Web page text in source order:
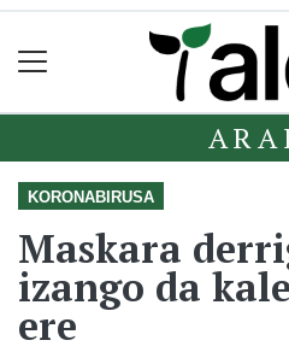
KORONABIRUSA
Maskara
izango da
ere